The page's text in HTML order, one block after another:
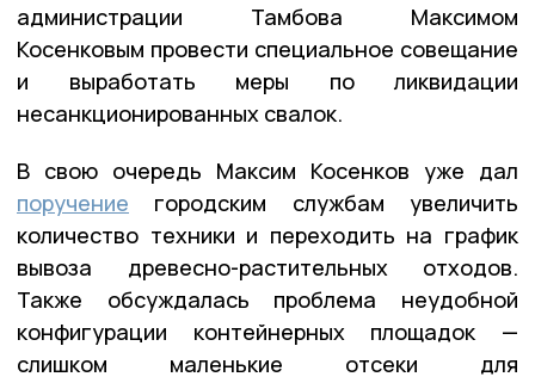
администрации Тамбова Максимом
Косенковым провести специальное совещание
и выработать меры по ликвидации
несанкционированных свалок.
В свою очередь Максим Косенков уже дал
поручение городским службам увеличить
количество техники и переходить на график
вывоза древесно-растительных отходов.
Также обсуждалась проблема неудобной
конфигурации контейнерных площадок —
слишком маленькие отсеки для